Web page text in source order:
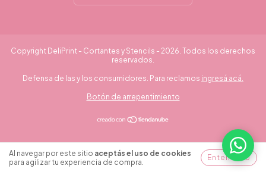
Al navegar por este sitio aceptás el uso de cookies
para agilizar tu experiencia de compra.
Entendido
Copyright DeliPrint - Cortantes y Stencils - 2026. Todos los derechos
reservados.
Defensa de las y los consumidores. Para reclamos ingresá acá.
Botón de arrepentimiento